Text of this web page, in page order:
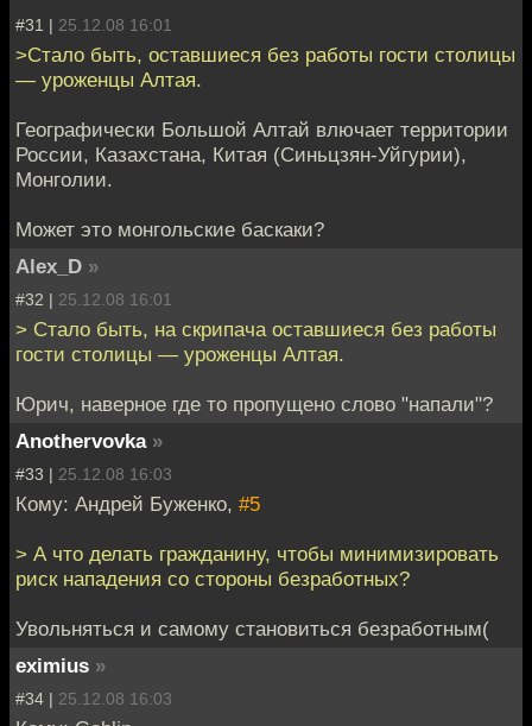
#31 | 25.12.08 16:01
>Стало быть, оставшиеся без работы гости столицы
— уроженцы Алтая.
Географически Большой Алтай влючает территории
России, Казахстана, Китая (Синьцзян-Уйгурии),
Монголии.
Может это монгольские баскаки?
Alex_D »
#32 | 25.12.08 16:01
> Стало быть, на скрипача оставшиеся без работы
гости столицы — уроженцы Алтая.
Юрич, наверное где то пропущено слово "напали"?
Anothervovka »
#33 | 25.12.08 16:03
Кому: Андрей Буженко, #5
> А что делать гражданину, чтобы минимизировать
риск нападения со стороны безработных?
Увольняться и самому становиться безработным(
eximius »
#34 | 25.12.08 16:03